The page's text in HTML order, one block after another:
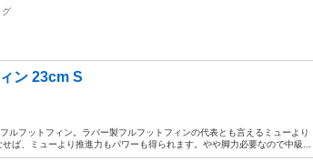
グ
ン 23cm S
ルフットフィン。ラバー製フルフットフィンの代表とも言えるミューより
ば、ミューより推進力もパワーも得られます。やや脚力必要なので中級...